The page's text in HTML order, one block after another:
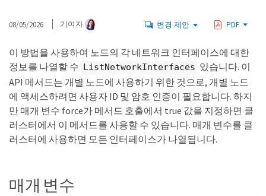
08/05/2026 기여자 변경 제안 PDF
이 방법을 사용하여 노드의 각 네트워크 인터페이스에 대한
정보를 나열할 수 ListNetworkInterfaces 있습니다. 이
API 메서드는 개별 노드에 사용하기 위한 것으로, 개별 노드
에 액세스하려면 사용자 ID 및 암호 인증이 필요합니다. 하지
만 매개 변수 force가 메서드 호출에서 true 값을 지정하면 클
러스터에서 이 메서드를 사용할 수 있습니다. 매개 변수를 클
러스터에 사용하면 모든 인터페이스가 나열됩니다.
매개 변수